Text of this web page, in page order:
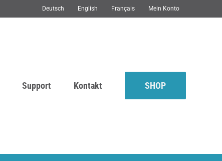
Deutsch English Français Mein Konto
Support Kontakt SHOP